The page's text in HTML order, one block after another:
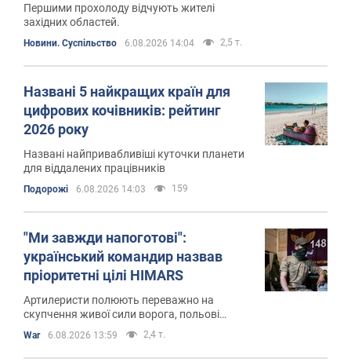
Першими прохолоду відчують жителі
західних областей.
Новини. Суспільство 6.08.2026 14:04 2,5 т.
Названі 5 найкращих країн для
цифрових кочівників: рейтинг
2026 року
Названі найпривабливіші куточки планети
для віддалених працівників
Подорожі 6.08.2026 14:03 159
"Ми завжди напоготові":
український командир назвав
пріоритетні цілі HIMARS
Артилеристи полюють переважно на
скупчення живої сили ворога, польові
склади та пункти управління дронами
War 6.08.2026 13:59 2,4 т.